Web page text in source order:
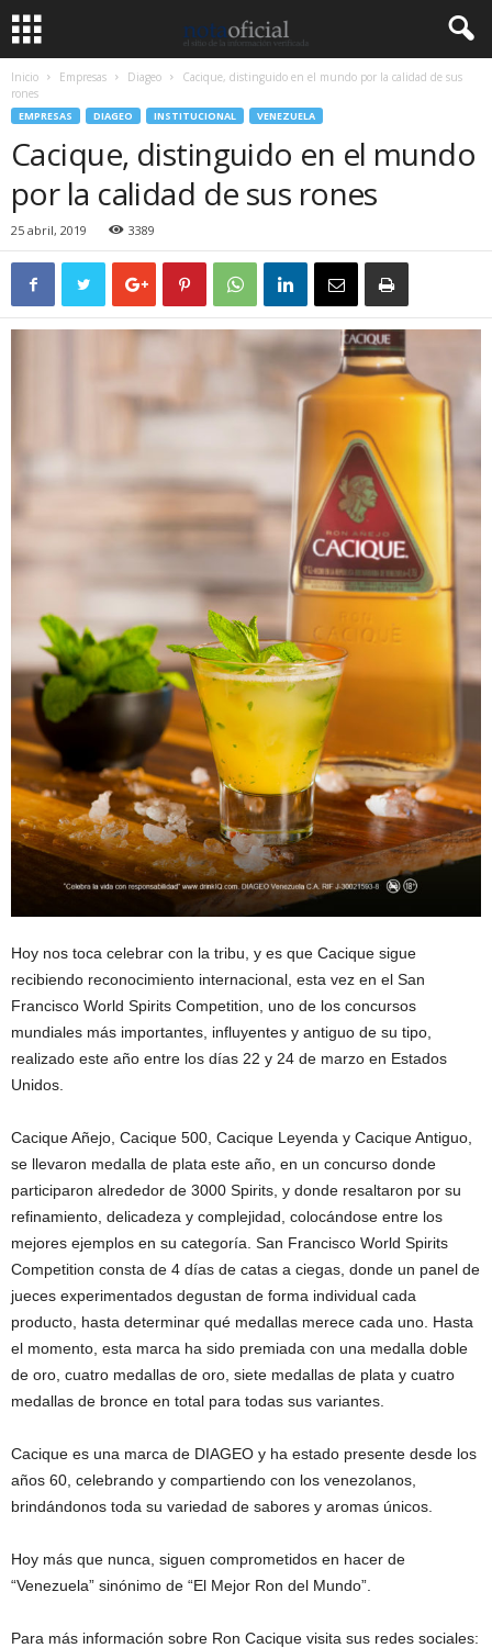
Inicio Empresas Diageo
Cacique, distinguido en el mundo por la calidad de sus
rones
EMPRESAS DIAGEO INSTITUCIONAL VENEZUELA
Cacique, distinguido en el mundo
por la calidad de sus rones
25 abril, 2019 3389
Hoy nos toca celebrar con la tribu, y es que Cacique sigue
recibiendo reconocimiento internacional, esta vez en el San
Francisco World Spirits Competition, uno de los concursos
mundiales más importantes, influyentes y antiguo de su tipo,
realizado este año entre los días 22 y 24 de marzo en Estados
Unidos.
Cacique Añejo, Cacique 500, Cacique Leyenda y Cacique Antiguo,
se llevaron medalla de plata este año, en un concurso donde
participaron alrededor de 3000 Spirits, y donde resaltaron por su
refinamiento, delicadeza y complejidad, colocándose entre los
mejores ejemplos en su categoría. San Francisco World Spirits
Competition consta de 4 días de catas a ciegas, donde un panel de
jueces experimentados degustan de forma individual cada
producto, hasta determinar qué medallas merece cada uno. Hasta
el momento, esta marca ha sido premiada con una medalla doble
de oro, cuatro medallas de oro, siete medallas de plata y cuatro
medallas de bronce en total para todas sus variantes.
Cacique es una marca de DIAGEO y ha estado presente desde los
años 60, celebrando y compartiendo con los venezolanos,
brindándonos toda su variedad de sabores y aromas únicos.
Hoy más que nunca, siguen comprometidos en hacer de
“Venezuela” sinónimo de “El Mejor Ron del Mundo”.
Para más información sobre Ron Cacique visita sus redes sociales: